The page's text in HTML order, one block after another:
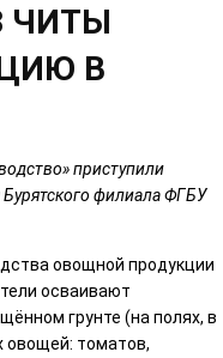
ЧИТЫ
В
приступили
филиала ФГБУ
овощной продукции
осваивают
грунте (на полях, в
овощей: томатов,